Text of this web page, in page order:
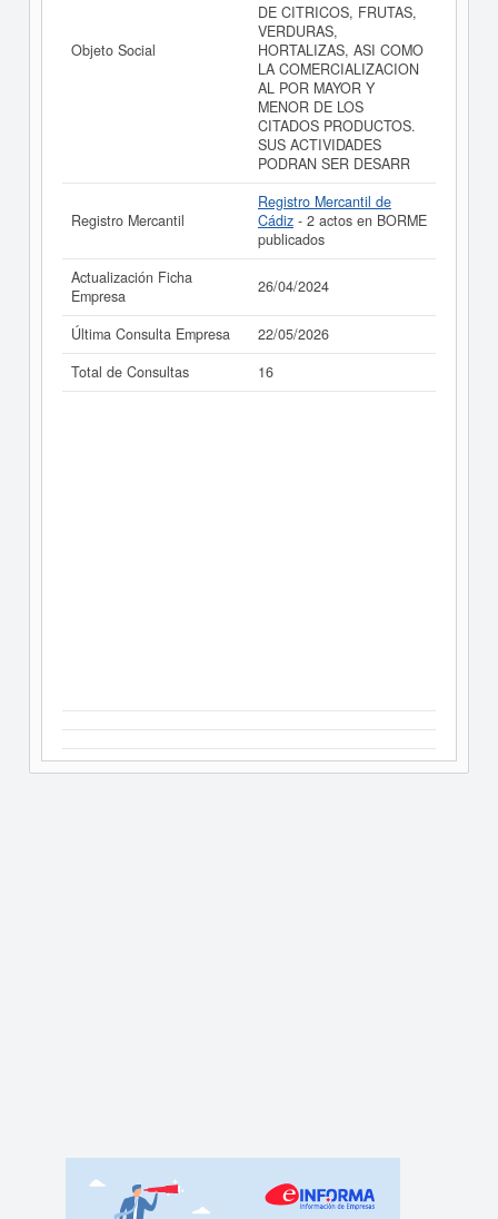
La última actualización del informe de empresa se ha
realizado el 26/04/2024.
Objeto Social
DE CITRICOS, FRUTAS,
VERDURAS,
HORTALIZAS, ASI COMO
LA COMERCIALIZACION
AL POR MAYOR Y
MENOR DE LOS
CITADOS PRODUCTOS.
SUS ACTIVIDADES
PODRAN SER DESARR
Registro Mercantil
Registro Mercantil de
Cádiz - 2 actos en BORME
publicados
Actualización Ficha
Empresa
26/04/2024
Última Consulta Empresa
22/05/2026
Total de Consultas
16